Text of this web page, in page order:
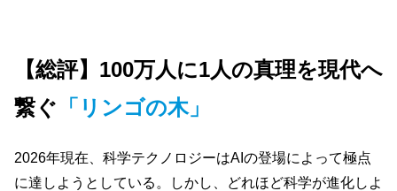
【総評】100万人に1人の真理を現代へ
繋ぐ 「リンゴの木」
2026年現在、科学テクノロジーはAIの登場によって極点
に達しようとしている。しかし、どれほど科学が進化しよ